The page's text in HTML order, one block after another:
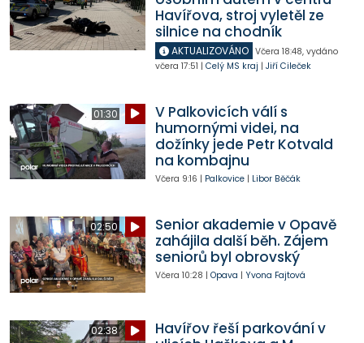
Havířova, stroj vyletěl ze
silnice na chodník
AKTUALIZOVÁNO Včera 18:48, vydáno
včera 17:51 | Celý MS kraj | Jiří Cileček
01:30
V Palkovicích válí s
humornými videi, na
dožínky jede Petr Kotvald
na kombajnu
Včera 9:16 | Palkovice| Libor Běčák
02:50
Senior akademie v Opavě
zahájila další běh. Zájem
seniorů byl obrovský
Včera 10:28 | Opava | Yvona Fajtová
02:38
Havířov řeší parkování v